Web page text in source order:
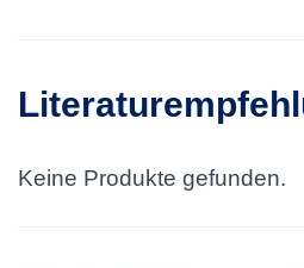
Keine Produkte gefunden.